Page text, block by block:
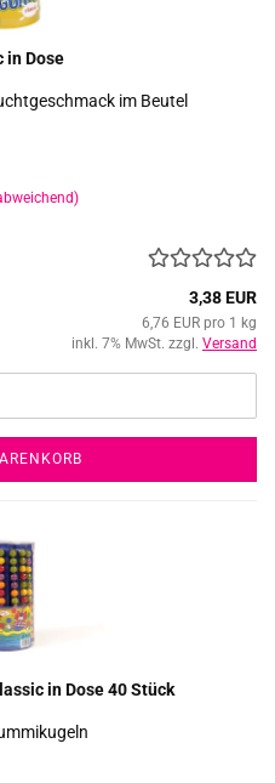
in Dose
im Beu­tel
3,38 EUR
6,76 EUR pro 1 kg
inkl. 7% MwSt. zzgl. Versand
in Dose 40 Stück